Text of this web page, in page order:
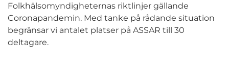
Folkhälsomyndigheternas riktlinjer gällande
Coronapandemin. Med tanke på rådande situation
begränsar vi antalet platser på ASSAR till 30
deltagare.